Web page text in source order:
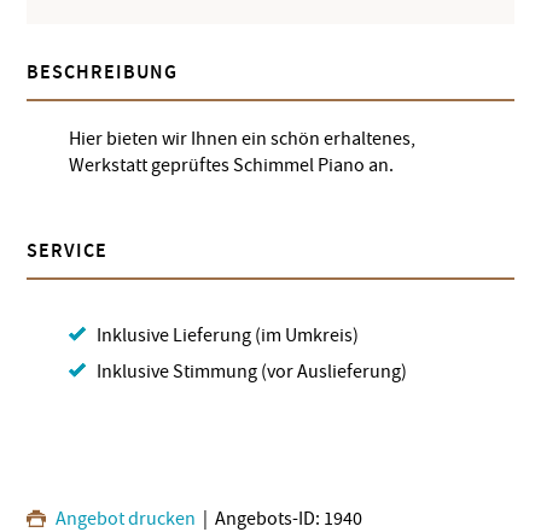
BESCHREIBUNG
Hier bieten wir Ihnen ein schön erhaltenes,
Werkstatt geprüftes Schimmel Piano an.
SERVICE
Inklusive Lieferung (im Umkreis)
Inklusive Stimmung (vor Auslieferung)
Angebot drucken | Angebots-ID: 1940